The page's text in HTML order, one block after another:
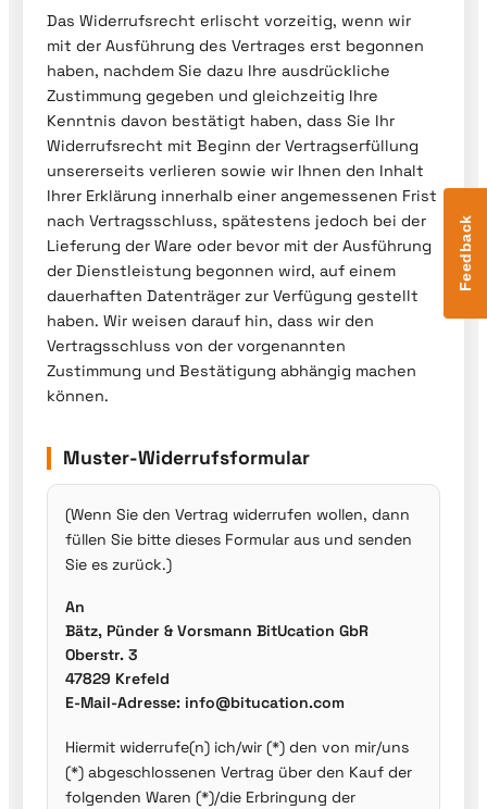
Das Widerrufsrecht erlischt vorzeitig, wenn wir
mit der Ausführung des Vertrages erst begonnen
haben, nachdem Sie dazu Ihre ausdrückliche
Zustimmung gegeben und gleichzeitig Ihre
Kenntnis davon bestätigt haben, dass Sie Ihr
Widerrufsrecht mit Beginn der Vertragserfüllung
unsererseits verlieren sowie wir Ihnen den Inhalt
Ihrer Erklärung innerhalb einer angemessenen Frist
nach Vertragsschluss, spätestens jedoch bei der
Lieferung der Ware oder bevor mit der Ausführung
der Dienstleistung begonnen wird, auf einem
dauerhaften Datenträger zur Verfügung gestellt
haben. Wir weisen darauf hin, dass wir den
Vertragsschluss von der vorgenannten
Zustimmung und Bestätigung abhängig machen
können.
Muster-Widerrufsformular
(Wenn Sie den Vertrag widerrufen wollen, dann
füllen Sie bitte dieses Formular aus und senden
Sie es zurück.)
An
Bätz, Pünder & Vorsmann BitUcation GbR
Oberstr. 3
47829 Krefeld
E-Mail-Adresse: info@bitucation.com
Hiermit widerrufe(n) ich/wir (*) den von mir/uns
(*) abgeschlossenen Vertrag über den Kauf der
folgenden Waren (*)/die Erbringung der
Feedback